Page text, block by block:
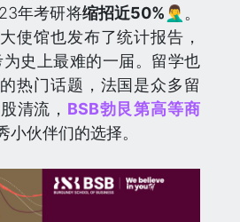
年考研将缩招近50% 🤦‍♂️。
使馆也发布了统计报告，
史上最难的一届。留学也
热门话题，法国是众多留
清流， BSB勃艮第高等商
小伙伴们的选择。